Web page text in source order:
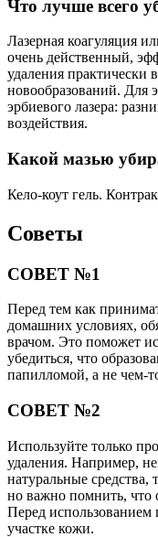
Что лучше всего
Лазерная коагуляция
очень действенный,
удаления практически
новообразований. Для
эрбиевого лазера:
воздействия.
Какой мазью
Кело-коут гель.
Советы
СОВЕТ №1
Перед тем как
домашних условиях,
врачом. Это поможет
убедиться, что
папилломой, а не чем-
СОВЕТ №2
Используйте только
удаления. Например,
натуральные средства,
но важно помнить, что
Перед использованием
участке кожи.